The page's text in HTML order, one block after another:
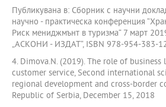
Публикувана в: Сборник с научни
научно - практическа конференция
Риск мениджмънт в туризма“ 7 март
„АСКОНИ - ИЗДАТ“, ISBN 978-954-383-
4. Dimova.N. (2019). The role of
customer service, Second international
regional development and cross-border
Republic of Serbia, December 15, 2018